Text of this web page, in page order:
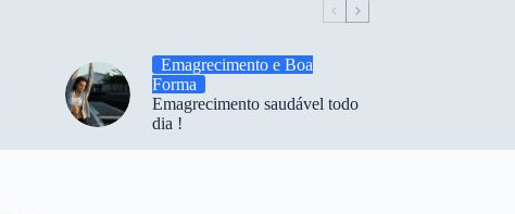
Emagrecimento e Boa
Forma
Emagrecimento saudável todo
dia !